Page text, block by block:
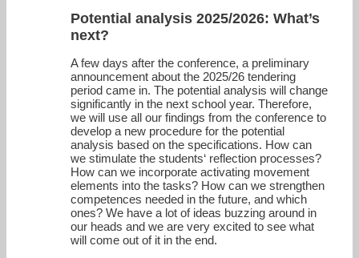
Potential analysis 2025/2026: What’s
next?
A few days after the conference, a preliminary
announcement about the 2025/26 tendering
period came in. The potential analysis will change
significantly in the next school year. Therefore,
we will use all our findings from the conference to
develop a new procedure for the potential
analysis based on the specifications. How can
we stimulate the students‘ reflection processes?
How can we incorporate activating movement
elements into the tasks? How can we strengthen
competences needed in the future, and which
ones? We have a lot of ideas buzzing around in
our heads and we are very excited to see what
will come out of it in the end.